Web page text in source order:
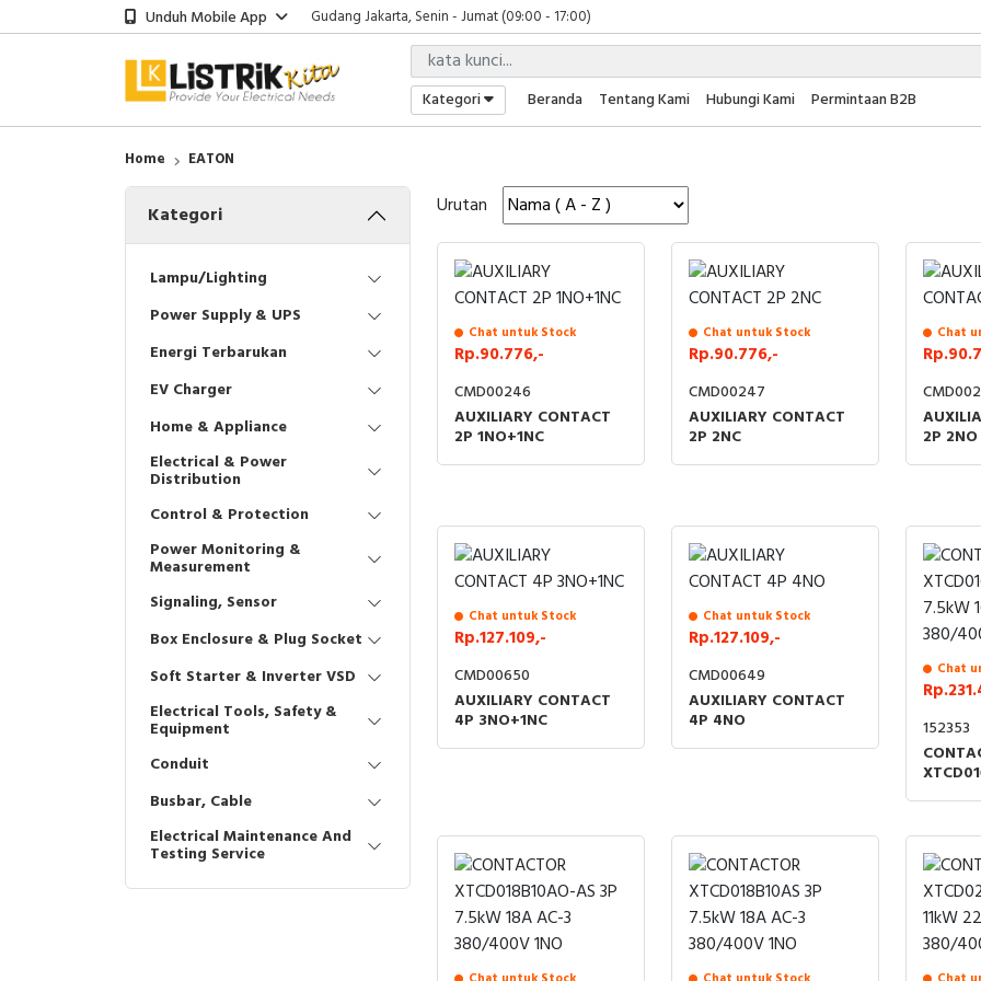
Unduh Mobile App
Gudang Jakarta, Senin - Jumat (09:00 - 17:00)
Showroom Bali, Senin - Jumat (09:00 - 17:00)
Kantor Jakarta, Senin - Jumat (08:00 - 17:00)
Gudang Jakarta, Senin - Jumat (09:00 - 17:00)
Showroom Bali, Senin - Jumat (09:00 - 17:00)
Kategori Beranda Tentang Kami Hubungi Kami Permintaan B2B
Home EATON
Kategori
Lampu/Lighting
Power Supply & UPS
Energi Terbarukan
EV Charger
Home & Appliance
Electrical & Power
Distribution
Control & Protection
Power Monitoring &
Measurement
Signaling, Sensor
Box Enclosure & Plug Socket
Soft Starter & Inverter VSD
Electrical Tools, Safety &
Equipment
Conduit
Busbar, Cable
Electrical Maintenance And
Testing Service
Urutan
Chat untuk Stock
Rp.90.776,-
CMD00246
AUXILIARY CONTACT
2P 1NO+1NC
Chat untuk Stock
Rp.90.776,-
CMD00247
AUXILIARY CONTACT
2P 2NC
Chat
2P 2NO
Chat untuk Stock
Rp.127.109,-
CMD00650
AUXILIARY CONTACT
4P 3NO+1NC
Chat untuk Stock
Rp.127.109,-
CMD00649
AUXILIARY CONTACT
4P 4NO
Chat
152353